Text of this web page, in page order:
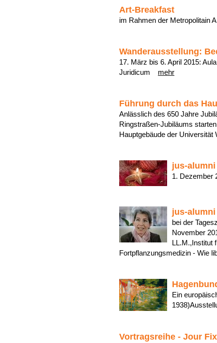
Art-Breakfast
im Rahmen der
Wanderausstellung:
17. März bis 6. April 2015:
Juridicum mehr
Führung durch das
Anlässlich des 650 Jahre
Ringstraßen-Jubiläums
Hauptgebäude der
jus-
1.
jus-
bei der
November
LL.M.,Institut
Fortpflanzungsmedizin - Wie
Ein
Vortragsreihe - Jour